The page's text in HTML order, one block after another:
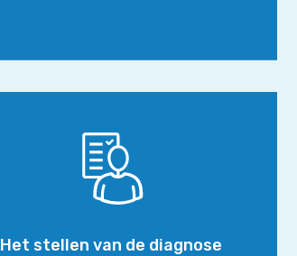
van
de
diagnose
Het stellen van de diagnose